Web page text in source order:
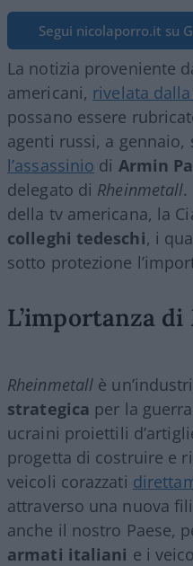
Segui nicolaporro.it su
La notizia proveniente
americani, rivelata dalla
possano essere
agenti russi, a gennaio,
l’assassinio di Armin
delegato di Rheinmetall.
della tv americana, la
colleghi tedeschi, i
sotto protezione
L’importanza di
Rheinmetall è
strategica per la
ucraini proiettili
progetta di costruire e
veicoli corazzati
attraverso una nuova
anche il nostro Paese,
armati italiani e i